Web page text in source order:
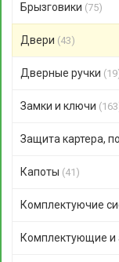
Брызговики (75)
Двери (43)
Дверные ручки
Замки и ключи
Защита картера,
Капоты (41)
Комплектуючие
Комплектующие и